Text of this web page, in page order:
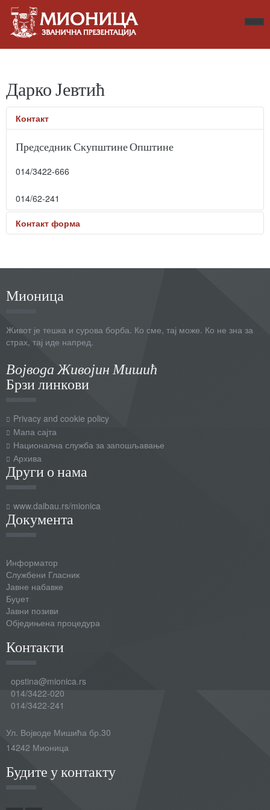
Дарко Јевтић
Контакт
Председник Скупштине Општине
014/3422-666
014/62-241
Контакт форма
Пошаљите копију себи
Пошаљи
Мионица
Живот је тешка и сурова борба. Ко сме, тај може. Ко не зна за
страх, тај иде напред.
Војвода Живојин Мишић
Брзи линкови
Privacy and cookie policy
Мапа сајта
Национална служба за запошљавање
Архива
Други о нама
www.daibau.rs/mionica
Документа
Информатор
Службени Гласник
Јавне набавке
Буџет
Јавни позиви
Обједињена процедура
Контакти
opstina@mionica.rs
014/3422-020
014/3422-241
Ул. Војводе Мишића бр.30
14242 Мионица
Будите у контакту